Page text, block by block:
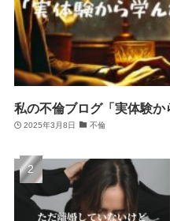
私の不倫ブログ「実体験か
2025年3月8日 不倫